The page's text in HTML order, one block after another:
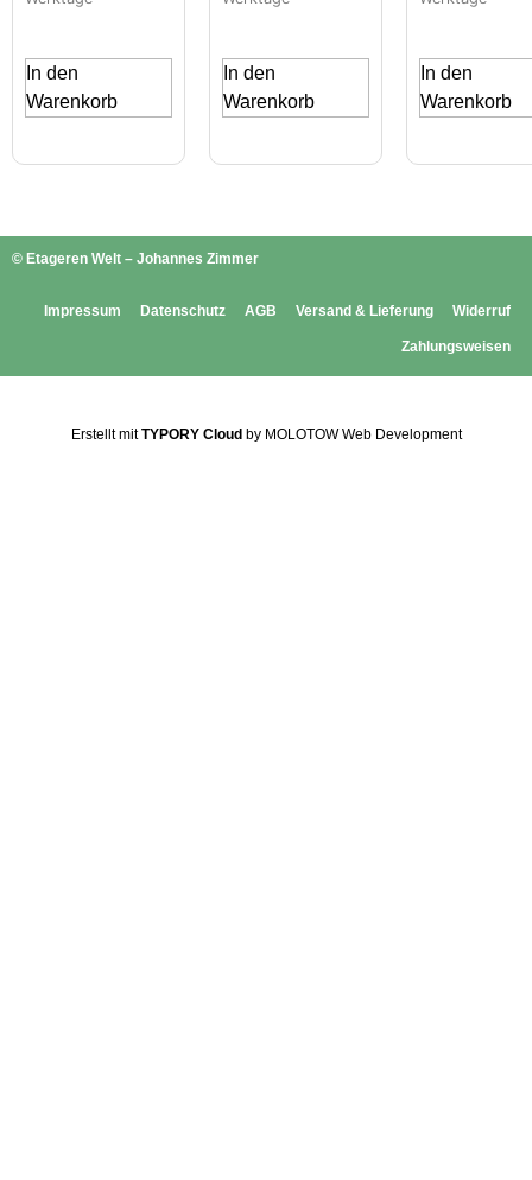
In den
Warenkorb
In den
Warenkorb
In den
Warenkorb
© Etageren Welt – Johannes Zimmer
Impressum Datenschutz AGB Versand & Lieferung Widerruf
Zahlungsweisen
Erstellt mitTYPORY Cloudby MOLOTOW Web Development